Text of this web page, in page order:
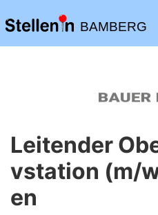
BAMBERG
Leitender
vstation (m/
en